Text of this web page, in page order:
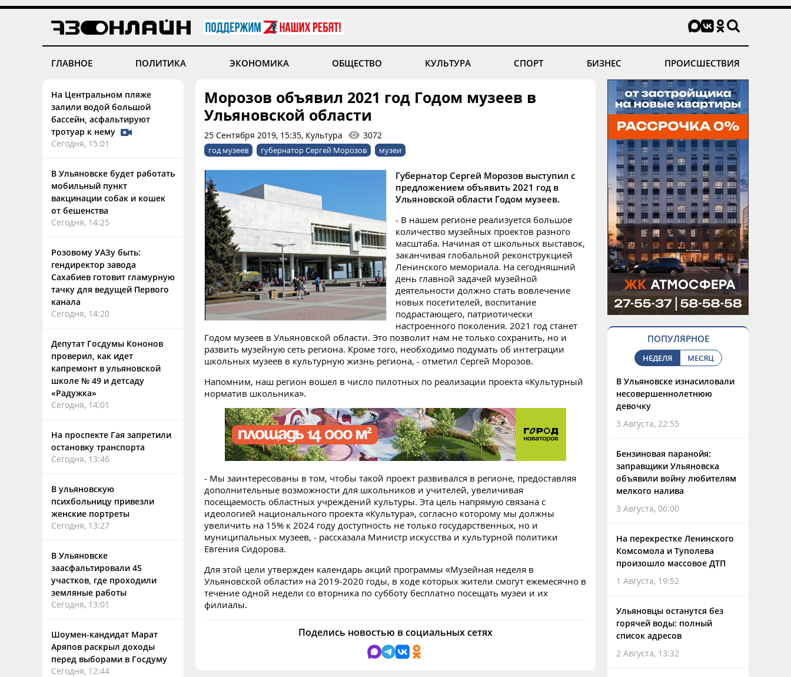
ГЛАВНОЕ ПОЛИТИКА ЭКОНОМИКА ОБЩЕСТВО КУЛЬТУРА СПОРТ БИЗНЕС ПРОИСШЕСТВИЯ
На Центральном пляже
залили водой большой
бассейн, асфальтируют
тротуар к нему
Сегодня, 15:01
В Ульяновске будет работать
мобильный пункт
вакцинации собак и кошек
от бешенства
Сегодня, 14:25
Розовому УАЗу быть:
гендиректор завода
Сахабиев готовит гламурную
тачку для ведущей Первого
канала
Сегодня, 14:20
Депутат Госдумы Кононов
проверил, как идет
капремонт в ульяновской
школе № 49 и детсаду
«Радужка»
Сегодня, 14:01
На проспекте Гая запретили
остановку транспорта
Сегодня, 13:46
В ульяновскую
психбольницу привезли
женские портреты
Сегодня, 13:27
В Ульяновске
заасфальтировали 45
участков, где проходили
земляные работы
Сегодня, 13:01
Шоумен-кандидат Марат
Аряпов раскрыл доходы
перед выборами в Госдуму
Сегодня, 12:44
Морозов объявил 2021 год Годом музеев в
Ульяновской области
25 Сентября 2019, 15:35, Культура 3072
год музеев губернатор Сергей Морозов музеи
Губернатор Сергей Морозов выступил с
предложением объявить 2021 год в
Ульяновской области Годом музеев.
- В нашем регионе реализуется большое
количество музейных проектов разного
масштаба. Начиная от школьных выставок,
заканчивая глобальной реконструкцией
Ленинского мемориала. На сегодняшний
день главной задачей музейной
деятельности должно стать вовлечение
новых посетителей, воспитание
подрастающего, патриотически
настроенного поколения. 2021 год станет
Годом музеев в Ульяновской области. Это позволит нам не только сохранить, но и
развить музейную сеть региона. Кроме того, необходимо подумать об интеграции
школьных музеев в культурную жизнь региона, - отметил Сергей Морозов.
Напомним, наш регион вошел в число пилотных по реализации проекта «Культурный
норматив школьника».
- Мы заинтересованы в том, чтобы такой проект развивался в регионе, предоставляя
дополнительные возможности для школьников и учителей, увеличивая
посещаемость областных учреждений культуры. Эта цель напрямую связана с
идеологией национального проекта «Культура», согласно которому мы должны
увеличить на 15% к 2024 году доступность не только государственных, но и
муниципальных музеев, - рассказала Министр искусства и культурной политики
Евгения Сидорова.
Для этой цели утвержден календарь акций программы «Музейная неделя в
Ульяновской области» на 2019-2020 годы, в ходе которых жители смогут ежемесячно в
течение одной недели со вторника по субботу бесплатно посещать музеи и их
филиалы.
Поделись новостью в социальных сетях
ПОПУЛЯРНОЕ
НЕДЕЛЯ МЕСЯЦ
В Ульяновске изнасиловали
несовершеннолетнюю
девочку
3 Августа, 22:55
Бензиновая паранойя:
заправщики Ульяновска
объявили войну любителям
мелкого налива
3 Августа, 06:00
На перекрестке Ленинского
Комсомола и Туполева
произошло массовое ДТП
1 Августа, 19:52
Ульяновцы останутся без
горячей воды: полный
список адресов
2 Августа, 13:32